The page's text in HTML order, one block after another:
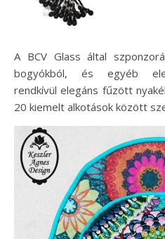
A BCV Glass által
bogyókból, és egyéb
rendkívül elegáns fűzött
20 kiemelt alkotások között